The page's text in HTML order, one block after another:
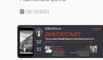
13/12/2021